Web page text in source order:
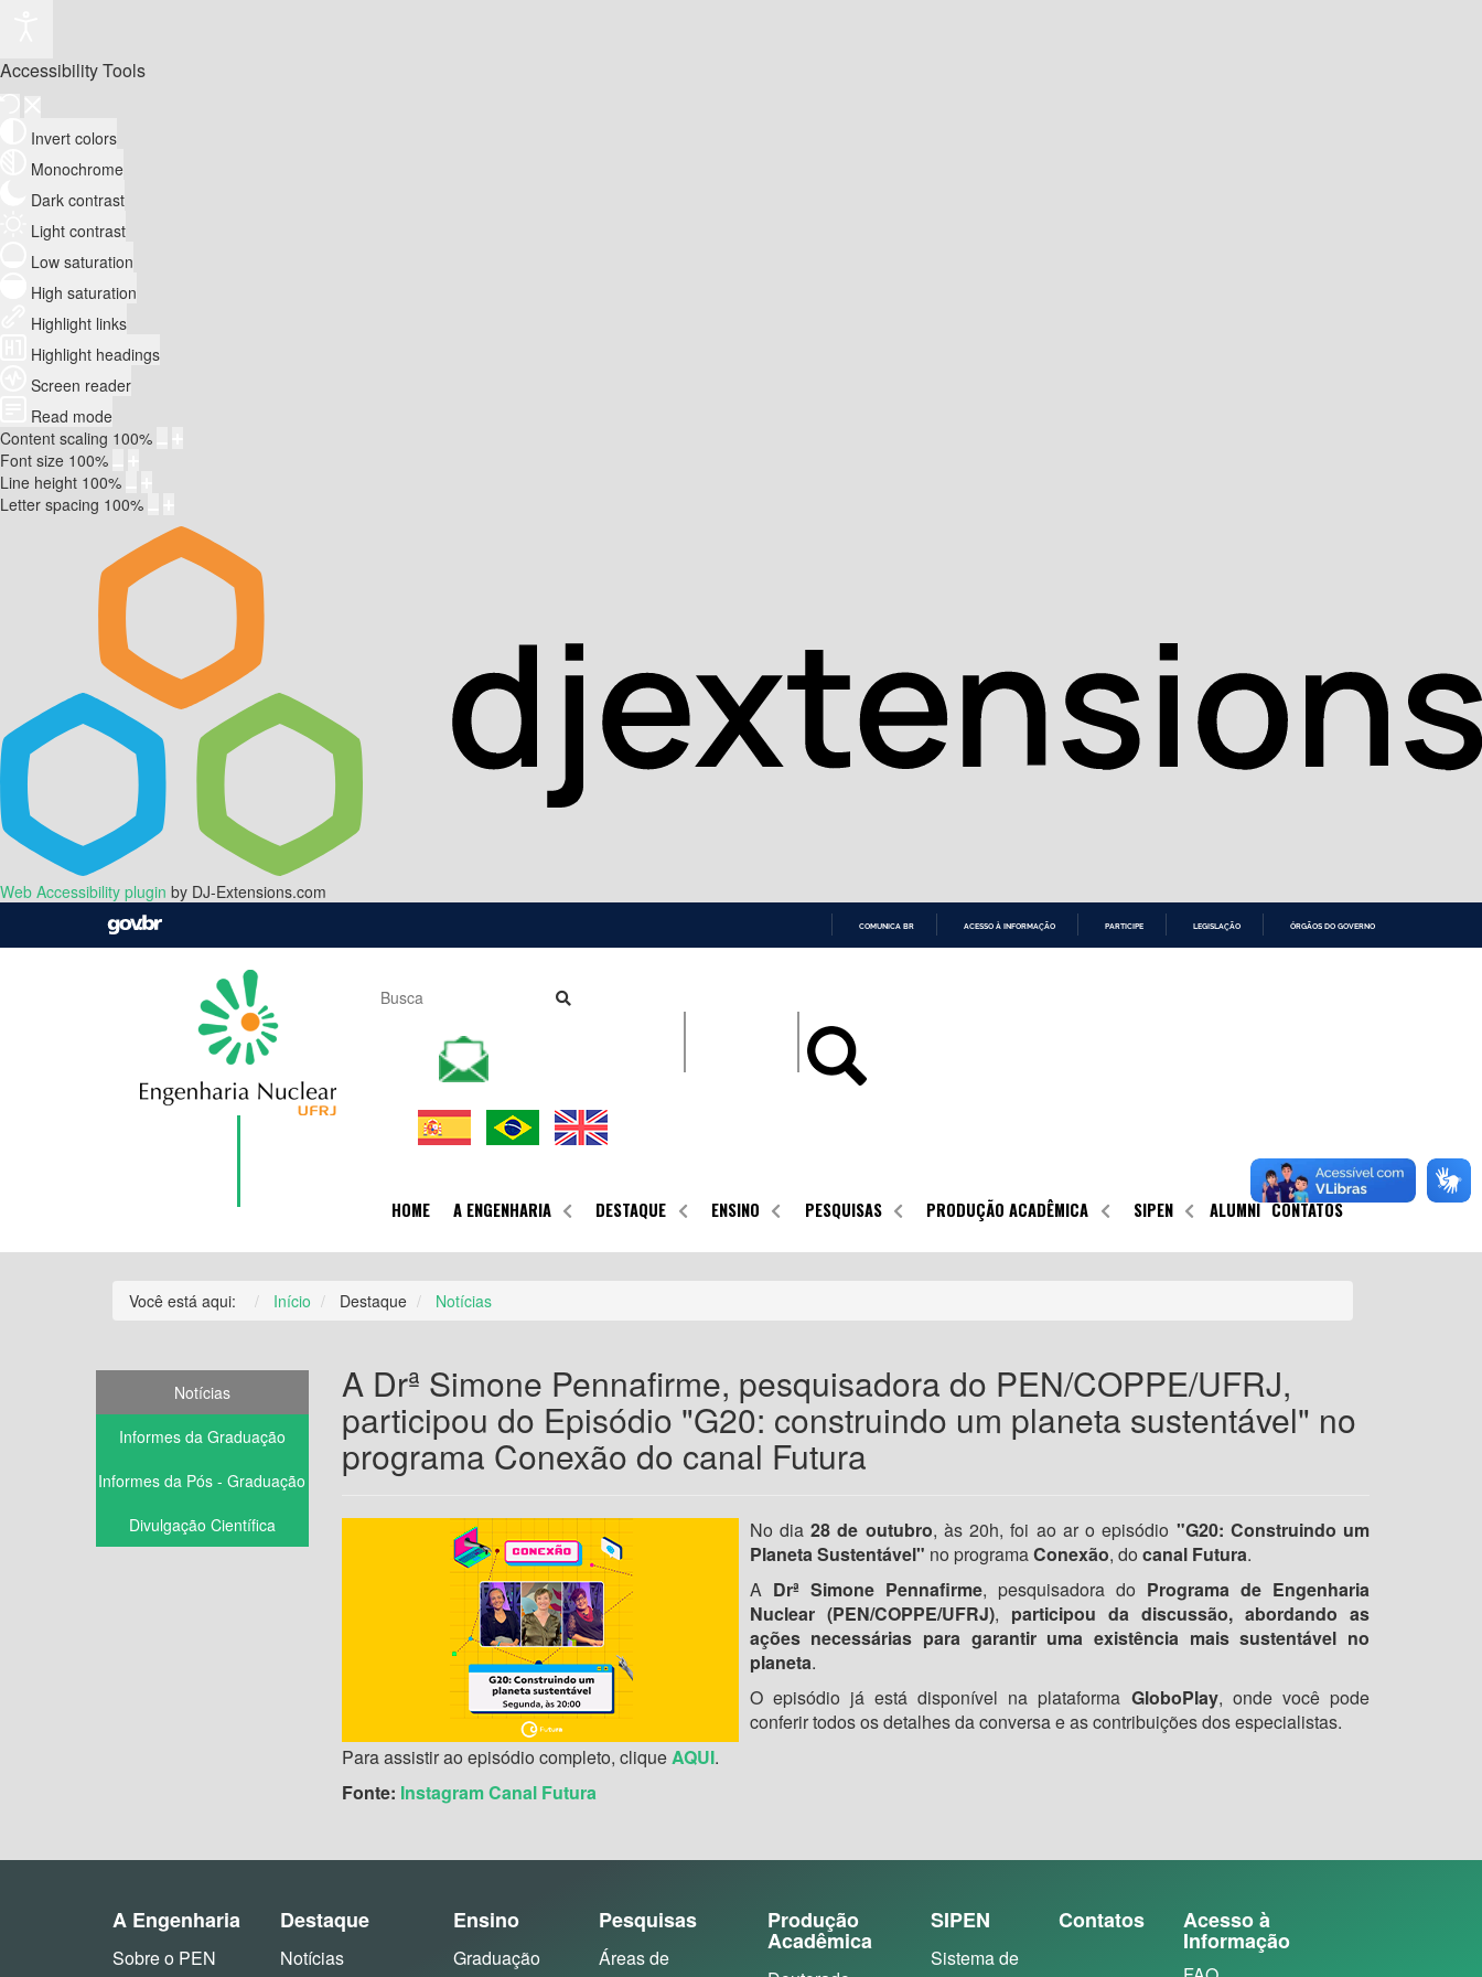
Accessibility Tools
Invert colors
Monochrome
Dark contrast
Light contrast
Low saturation
High saturation
Highlight links
Highlight headings
Screen reader
Read mode
Content scaling 100%
Font size 100%
Line height 100%
Letter spacing 100%
Web Accessibility plugin by DJ-Extensions.com
COMUNICA BR ACESSO À INFORMAÇÃO PARTICIPE LEGISLAÇÃO ÓRGÃOS DO GOVERNO
HOME A ENGENHARIA DESTAQUE ENSINO PESQUISAS PRODUÇÃO ACADÊMICA SIPEN ALUMNI CONTATOS
Você está aqui: Início Destaque Notícias
Notícias
Informes da Graduação
Informes da Pós - Graduação
Divulgação Científica
A Drª Simone Pennafirme, pesquisadora do PEN/COPPE/UFRJ,
participou do Episódio "G20: construindo um planeta sustentável" no
programa Conexão do canal Futura
No dia28 de outubro, às 20h, foi ao ar o episódio "G20: Construindo um
Planeta Sustentável" no programaConexão, do canal Futura.
A Drª Simone Pennafirme, pesquisadora do Programa de Engenharia
Nuclear (PEN/COPPE/UFRJ), participou da discussão, abordando as
ações necessárias para garantir uma existência mais sustentável no
planeta.
O episódio já está disponível na plataforma GloboPlay, onde você pode
conferir todos os detalhes da conversa e as contribuições dos especialistas.
Para assistir ao episódio completo, cliqueAQUI.
Fonte: Instagram Canal Futura
A Engenharia
Sobre o PEN
Destaque
Notícias
Ensino
Graduação
Pesquisas
Áreas de
Produção
Acadêmica
SIPEN
Sistema de
Contatos Acesso à
Informação